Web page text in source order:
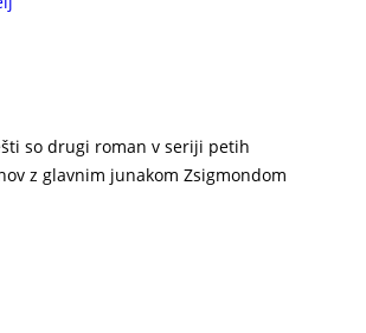
so drugi roman v seriji petih
z glavnim junakom Zsigmondom